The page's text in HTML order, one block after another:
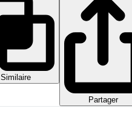
Similaire
Partager